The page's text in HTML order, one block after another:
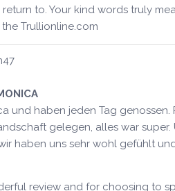
to. Your kind words truly
Trullionline.com
und haben jeden Tag
gelegen, alles war
haben uns sehr wohl gefühlt
review and for choosing to